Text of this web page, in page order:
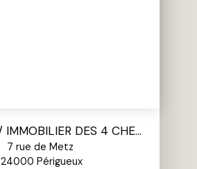
SARL GOS / IMMOBILIER DES 4 CHEMINS
7 rue de Metz
24000 Périgueux